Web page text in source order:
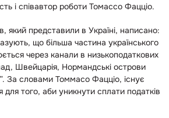
і співавтор роботи Томассо Фацціо.
який представили в Україні, написано:
що більша частина українського
через канали в низькоподаткових
Швейцарія, Нормандські острови
За словами Томмасо Фацціо, існує
того, аби уникнути сплати податків